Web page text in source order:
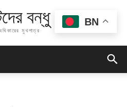
বন্ধু
মুখপাত্র
BN